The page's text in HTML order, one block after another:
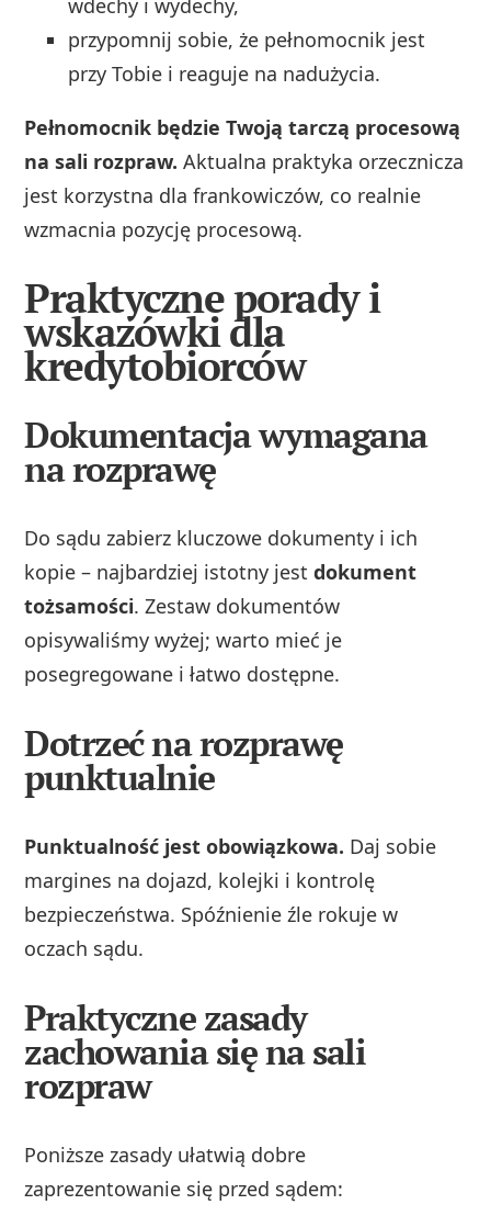
wdechy i wydechy,
przypomnij sobie, że pełnomocnik jest
przy Tobie i reaguje na nadużycia.
Pełnomocnik będzie Twoją tarczą procesową
na sali rozpraw. Aktualna praktyka orzecznicza
jest korzystna dla frankowiczów, co realnie
wzmacnia pozycję procesową.
Praktyczne porady i
wskazówki dla
kredytobiorców
Dokumentacja wymagana
na rozprawę
Do sądu zabierz kluczowe dokumenty i ich
kopie – najbardziej istotny jestdokument
tożsamości. Zestaw dokumentów
opisywaliśmy wyżej; warto mieć je
posegregowane i łatwo dostępne.
Dotrzeć na rozprawę
punktualnie
Punktualność jest obowiązkowa. Daj sobie
margines na dojazd, kolejki i kontrolę
bezpieczeństwa. Spóźnienie źle rokuje w
oczach sądu.
Praktyczne zasady
zachowania się na sali
rozpraw
Poniższe zasady ułatwią dobre
zaprezentowanie się przed sądem: